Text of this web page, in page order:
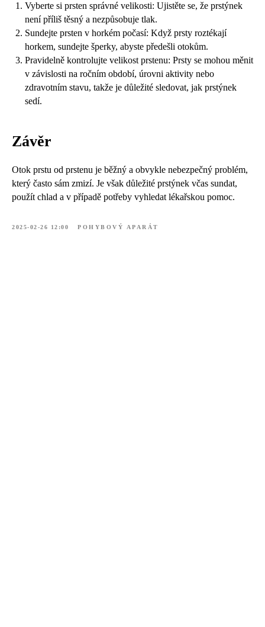
Vyberte si prsten správné velikosti: Ujistěte se, že prstýnek
není příliš těsný a nezpůsobuje tlak.
Sundejte prsten v horkém počasí: Když prsty roztékají
horkem, sundejte šperky, abyste předešli otokům.
Pravidelně kontrolujte velikost prstenu: Prsty se mohou měnit
v závislosti na ročním období, úrovni aktivity nebo
zdravotním stavu, takže je důležité sledovat, jak prstýnek
sedí.
Závěr
Otok prstu od prstenu je běžný a obvykle nebezpečný problém,
který často sám zmizí. Je však důležité prstýnek včas sundat,
použít chlad a v případě potřeby vyhledat lékařskou pomoc.
2025-02-26 12:00 POHYBOVÝ APARÁT